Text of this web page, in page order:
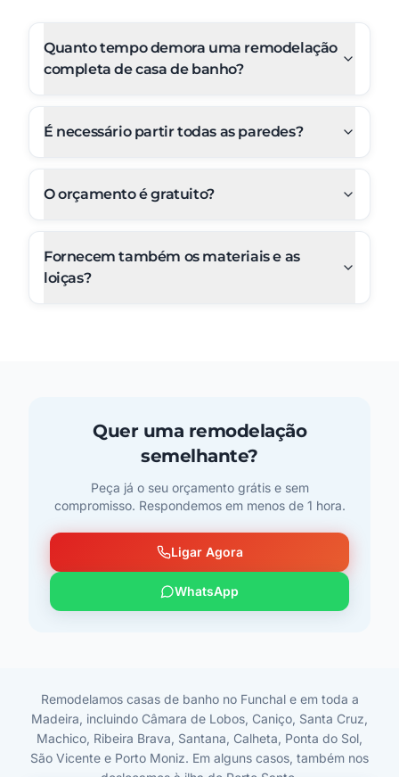
Quanto tempo demora uma remodelação
completa de casa de banho?
É necessário partir todas as paredes?
O orçamento é gratuito?
Fornecem também os materiais e as
loiças?
Quer uma remodelação
semelhante?
Peça já o seu orçamento grátis e sem
compromisso. Respondemos em menos de 1 hora.
Ligar Agora
WhatsApp
Remodelamos casas de banho no Funchal e em toda a
Madeira, incluindo Câmara de Lobos, Caniço, Santa Cruz,
Machico, Ribeira Brava, Santana, Calheta, Ponta do Sol,
São Vicente e Porto Moniz. Em alguns casos, também nos